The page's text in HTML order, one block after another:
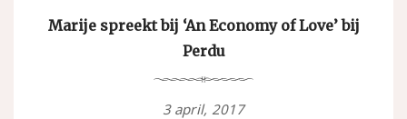
Marije spreekt bij ‘An Economy of Love’ bij
Perdu
3 april, 2017